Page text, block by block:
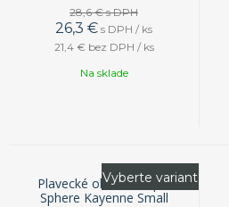
28,6 €s DPH
26,3 € s DPH / ks
21,4 € bez DPH / ks
Na sklade
Plavecké okuliare Aqua
Sphere Kayenne Small
Vyberte variant